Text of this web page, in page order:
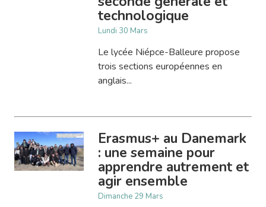
technologique
Lundi 30 Mars
Le lycée Niépce-Balleure propose
trois sections européennes en
anglais...
Erasmus+ au Danemark
: une semaine pour
apprendre autrement et
agir ensemble
Dimanche 29 Mars